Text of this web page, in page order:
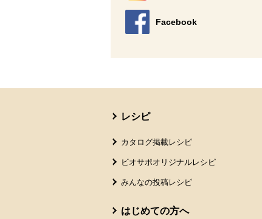
Facebook
別のウィンドウで開きます。
レシピ
カタログ掲載レシピ
ビオサポオリジナルレシピ
みんなの投稿レシピ
はじめての方へ